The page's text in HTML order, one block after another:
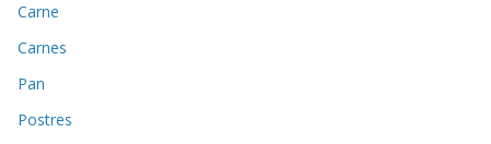
Carne
Carnes
Pan
Postres